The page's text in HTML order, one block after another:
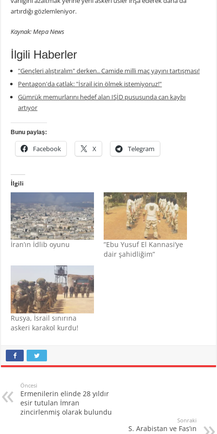
artırdığı gözlemleniyor.
Kaynak: Mepa News
İlgili Haberler
"Gençleri alıştıralım" derken.. Camide milli maç yayını tartışması!
Pentagon'da çatlak: "İsrail için ölmek istemiyoruz!"
Gümrük memurlarını hedef alan IŞİD pususunda can kaybı
artıyor
Bunu paylaş:
Facebook X Telegram
İlgili
İran’ın İdlib oyunu
”Ebu Yusuf El Kannasi’ye
dair şahidliğim”
Rusya, İsrail sınırına
askeri karakol kurdu!
Öncesi
Ermenilerin elinde 28 yıldır
esir tutulan İmran
zincirlenmiş olarak bulundu
Sonraki
S. Arabistan ve Fas’ın